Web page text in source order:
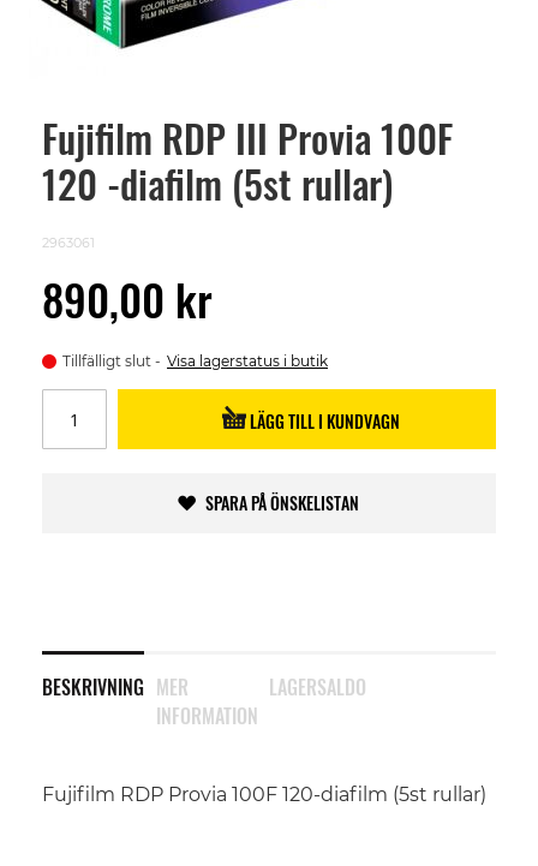
Fujifilm RDP III Provia 100F
120 -diafilm (5st rullar)
2963061
890,00 kr
Tillfälligt slut Visa lagerstatus i butik
LÄGG TILL I KUNDVAGN
SPARA PÅ ÖNSKELISTAN
BESKRIVNING
Fujifilm RDP Provia 100F 120-diafilm (5st rullar)
MER
INFORMATION
LAGERSALDO
Skip
beginning
images